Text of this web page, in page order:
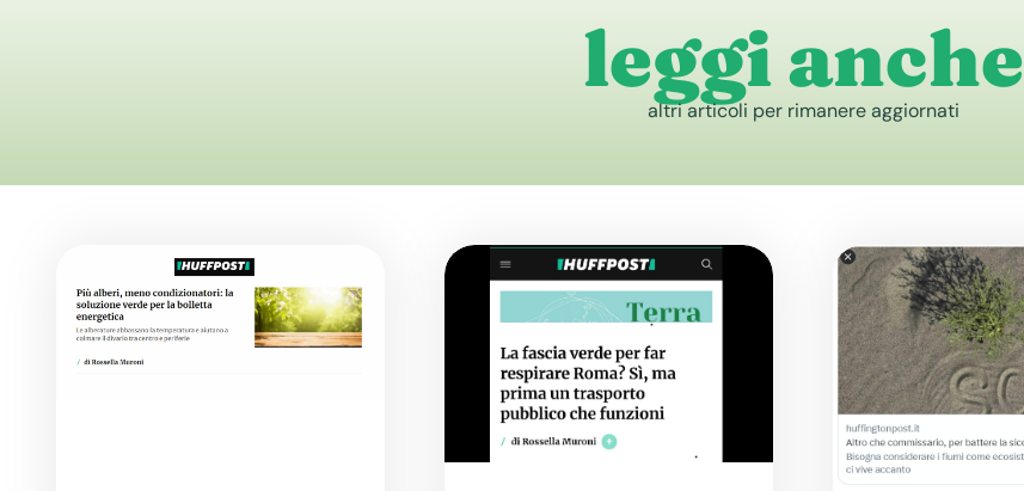
leggi anche
altri articoli per rimanere aggiornati